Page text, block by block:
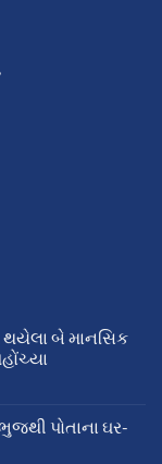
બે માનસિક
પોતાના ઘર-